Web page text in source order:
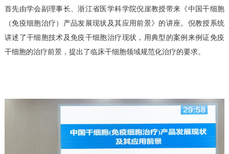
首先由学会副理事长、浙江省医学科学院倪崖教授带来《中国干细胞
（免疫细胞治疗）产品发展现状及其应用前景》的讲座。倪教授系统
讲述了干细胞技术及免疫干细胞治疗现状，用典型的案例来例证免疫
干细胞的治疗前景，提出了临床干细胞领域规范化治疗的要求。